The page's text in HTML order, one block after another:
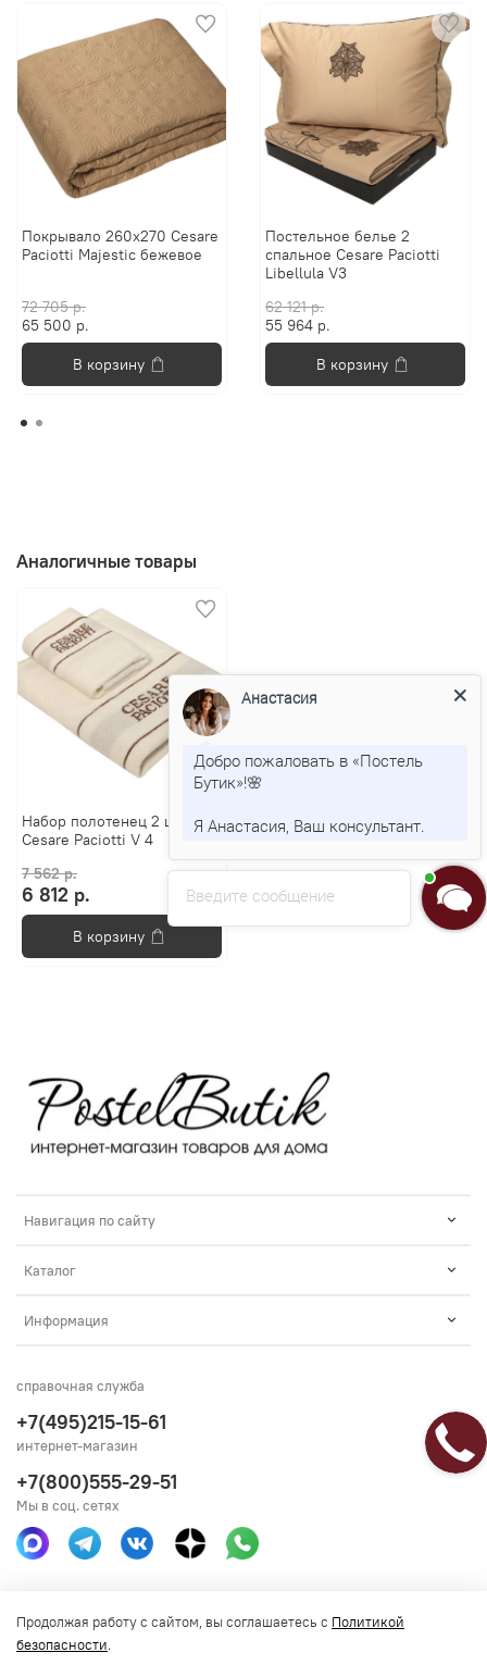
Покрывало 260х270 Cesare
Paciotti Majestic бежевое
72 705 р.
65 500 р.
В корзину
Постельное белье 2
спальное Cesare Paciotti
Libellula V3
62 121 р.
55 964 р.
В корзину
Аналогичные товары
Набор полотенец 2 шт
Cesare Paciotti V 4
7 562 р.
6 812 р.
В корзину
Навигация по сайту
Каталог
Информация
Получить консультацию
справочная служба
+7(495)215-15-61
интернет-магазин
+7(800)555-29-51
Мы в соц. сетях
Продолжая работу с сайтом, вы соглашаетесь с Политикой
безопасности.
Введите сообщение
Анастасия
Добро пожаловать в «Постель
Бутик»!🌸
Я Анастасия, Ваш консультант.